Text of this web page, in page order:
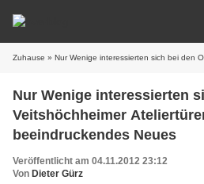
Zuhause » Nur Wenige interessierten sich bei den Offenen
Nur Wenige interessierten
Veitshöchheimer
beeindruckendes Neues
Veröffentlicht am 04.11.2012 23:12
Von Dieter Gürz